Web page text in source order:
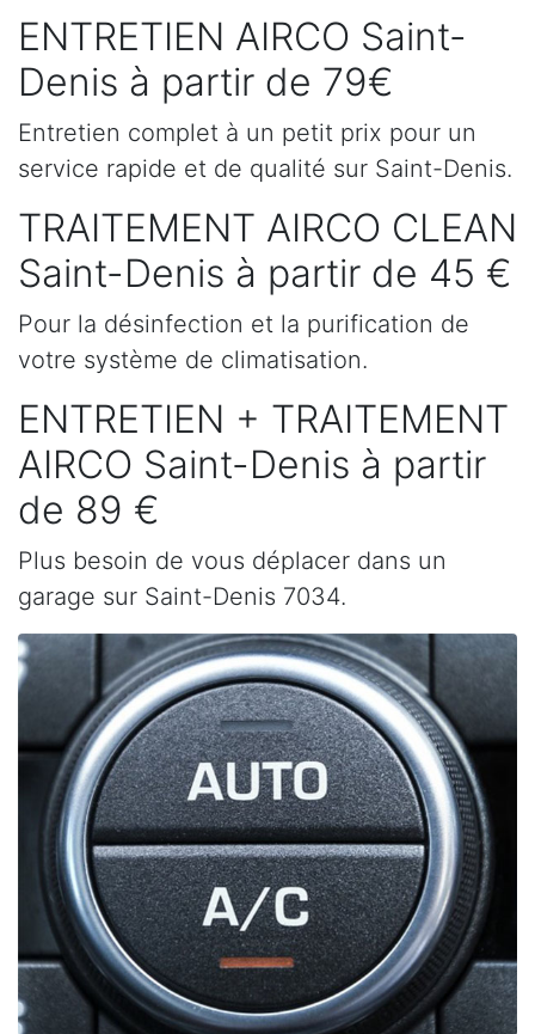
ENTRETIEN AIRCO Saint-
Denis à partir de 79€
Entretien complet à un petit prix pour un
service rapide et de qualité sur Saint-Denis.
TRAITEMENT AIRCO CLEAN
Saint-Denis à partir de 45 €
Pour la désinfection et la purification de
votre système de climatisation.
ENTRETIEN + TRAITEMENT
AIRCO Saint-Denis à partir
de 89 €
Plus besoin de vous déplacer dans un
garage sur Saint-Denis 7034.